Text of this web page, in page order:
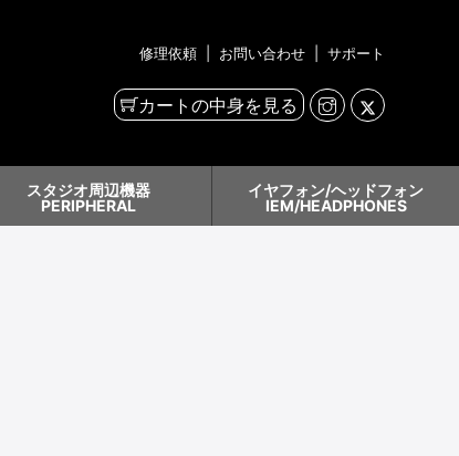
修理依頼 お問い合わせ サポート
カートの中身を見る
スタジオ周辺機器
PERIPHERAL
イヤフォン/ヘッドフォン
IEM/HEADPHONES